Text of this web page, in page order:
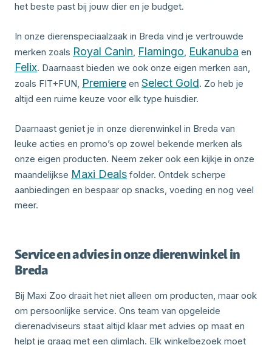
het beste past bij jouw dier en je budget.
In onze dierenspeciaalzaak in Breda vind je vertrouwde
merken zoals Royal Canin, Flamingo, Eukanuba en
Felix. Daarnaast bieden we ook onze eigen merken aan,
zoals FIT+FUN, Premiere en Select Gold. Zo heb je
altijd een ruime keuze voor elk type huisdier.
Daarnaast geniet je in onze dierenwinkel in Breda van
leuke acties en promo’s op zowel bekende merken als
onze eigen producten. Neem zeker ook een kijkje in onze
maandelijkse Maxi Deals folder. Ontdek scherpe
aanbiedingen en bespaar op snacks, voeding en nog veel
meer.
Service en advies in onze dierenwinkel in
Breda
Bij Maxi Zoo draait het niet alleen om producten, maar ook
om persoonlijke service. Ons team van opgeleide
dierenadviseurs staat altijd klaar met advies op maat en
helpt je graag met een glimlach. Elk winkelbezoek moet